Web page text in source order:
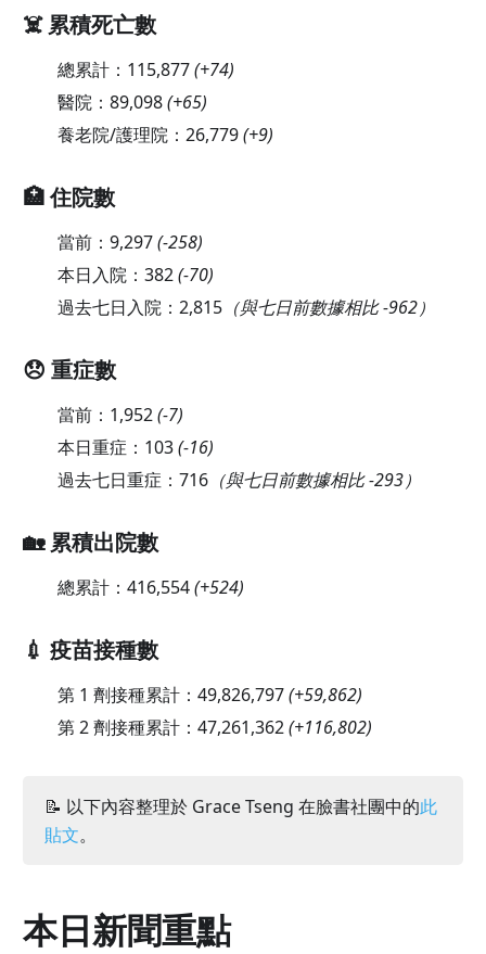
☠️ 累積死亡數
總累計： 115,877(+74)
醫院： 89,098(+65)
養老院/護理院： 26,779(+9)
🏥 住院數
當前： 9,297(-258)
本日入院： 382(-70)
過去七日入院： 2,815（與七日前數據相比 -962）
😞 重症數
當前： 1,952(-7)
本日重症： 103(-16)
過去七日重症： 716（與七日前數據相比 -293）
🏡 累積出院數
總累計： 416,554(+524)
💉 疫苗接種數
第 1 劑接種累計： 49,826,797(+59,862)
第 2 劑接種累計： 47,261,362(+116,802)
📝 以下內容整理於 Grace Tseng 在臉書社團中的此
貼文。
本日新聞重點